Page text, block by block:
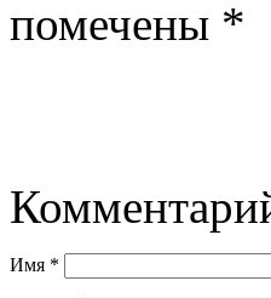
помечены *
Имя *